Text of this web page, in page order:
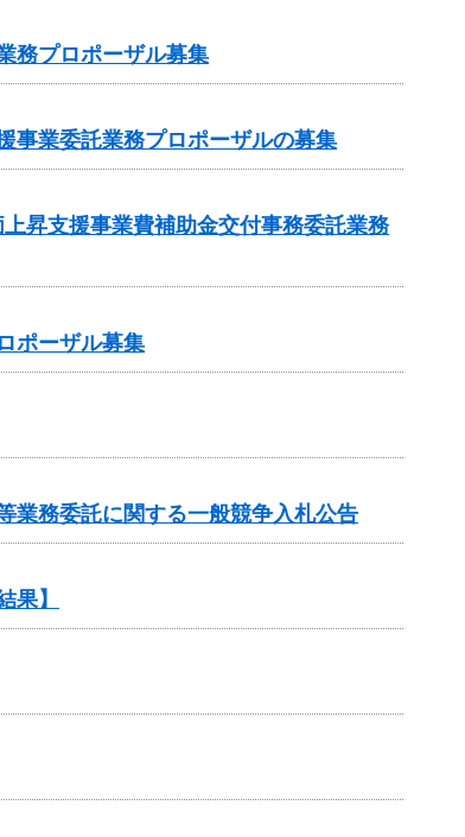
務プロポーザル募集
事業委託業務プロポーザルの募集
昇支援事業費補助金交付事務委託業務
ポーザル募集
業務委託に関する一般競争入札公告
果】